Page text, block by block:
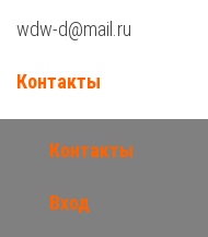
wdw-d@mail.ru
Контакты
Контакты
Вход